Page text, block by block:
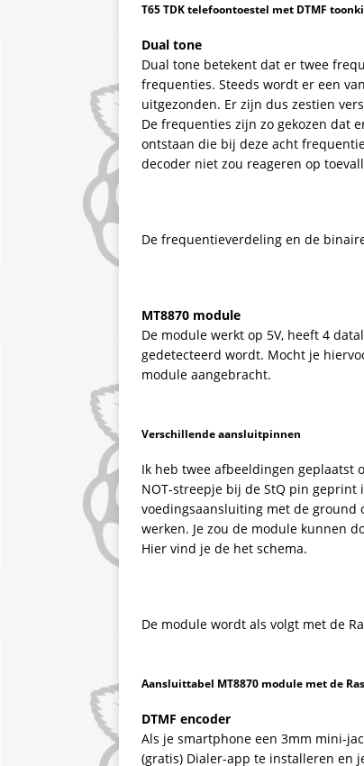
T65 TDK telefoontoestel met DTMF
Dual tone
Dual tone betekent dat er twee
frequenties. Steeds wordt er een
uitgezonden. Er zijn dus zestien
De frequenties zijn zo gekozen dat
ontstaan die bij deze acht
decoder niet zou reageren op
De frequentieverdeling en de
MT8870 module
De module werkt op 5V, heeft 4
gedetecteerd wordt. Mocht je
module aangebracht.
Verschillende aansluitpinnen
Ik heb twee afbeeldingen geplaatst
NOT-streepje bij de StQ pin
voedingsaansluiting met de ground
werken. Je zou de module kunnen
Hier vind je de het schema.
De module wordt als volgt met de
Aansluittabel MT8870 module met de
DTMF encoder
Als je smartphone een 3mm mini-
(gratis) Dialer-app te installeren en